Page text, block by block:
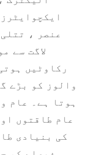
عنصر ،
لاگت سے
رکاوٹیں
والوز کو بڑے
ہوتا ہے۔ عام
عام طاقتوں
کی بنیادی